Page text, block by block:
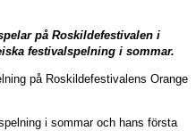
på Roskildefestivalen i
festivalspelning i sommar.
på Roskildefestivalens Orange
i sommar och hans första